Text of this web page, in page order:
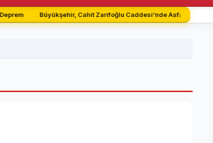
Büyükşehir, Cahit Zarifoğlu Caddesi’nde Asfalt